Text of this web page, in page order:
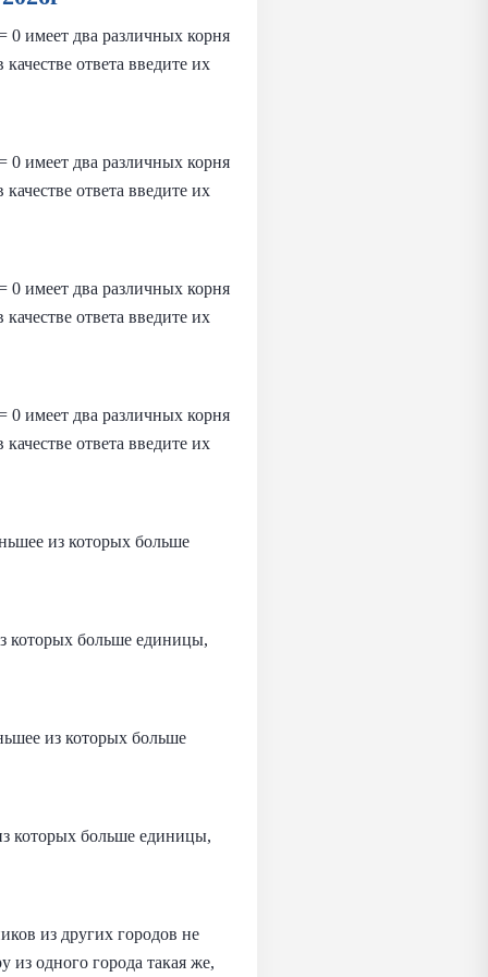
0 имеет два различных корня
ответа введите их
0 имеет два различных корня
ответа введите их
0 имеет два различных корня
ответа введите их
0 имеет два различных корня
ответа введите их
из которых больше
которых больше единицы,
из которых больше
которых больше единицы,
из других городов не
из одного города такая же,